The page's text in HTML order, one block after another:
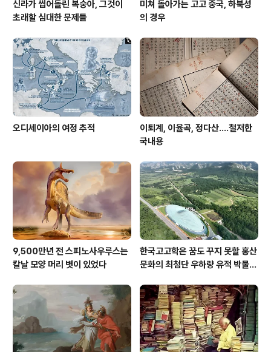
신라가 씹어돌린 복숭아, 그것이
초래할 심대한 문제들
미쳐 돌아가는 고고 중국, 하북성
의 경우
오디세이아의 여정 추적
이퇴계, 이율곡, 정다산....철저한
국내용
9,500만년 전 스피노사우루스는
칼날 모양 머리 볏이 있었다
한국고고학은 꿈도 꾸지 못할 홍산
문화의 최첨단 우하량 유적 박물관